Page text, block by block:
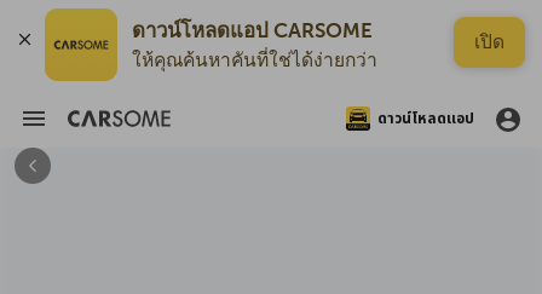
ดาวน์โหลดแอป CARSOME
ให้คุณค้นหาคันที่ใช่ได้ง่ายกว่า
เปิด
ดาวน์โหลดแอป